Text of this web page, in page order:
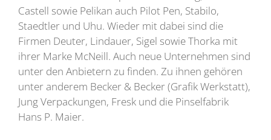
Castell sowie Pelikan auch Pilot Pen, Stabilo,
Staedtler und Uhu. Wieder mit dabei sind die
Firmen Deuter, Lindauer, Sigel sowie Thorka mit
ihrer Marke McNeill. Auch neue Unternehmen sind
unter den Anbietern zu finden. Zu ihnen gehören
unter anderem Becker & Becker (Grafik Werkstatt),
Jung Verpackungen, Fresk und die Pinselfabrik
Hans P. Maier.